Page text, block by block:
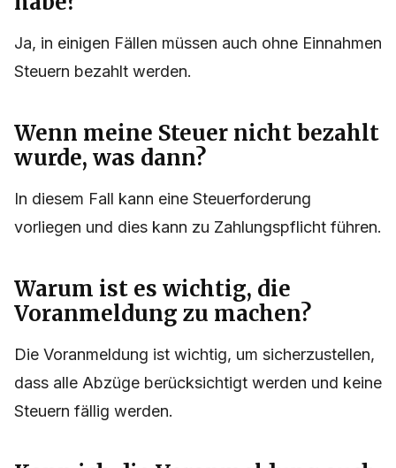
Ja, in einigen Fällen müssen auch ohne Einnahmen
Steuern bezahlt werden.
Wenn meine Steuer nicht bezahlt
wurde, was dann?
In diesem Fall kann eine Steuerforderung
vorliegen und dies kann zu Zahlungspflicht führen.
Warum ist es wichtig, die
Voranmeldung zu machen?
Die Voranmeldung ist wichtig, um sicherzustellen,
dass alle Abzüge berücksichtigt werden und keine
Steuern fällig werden.